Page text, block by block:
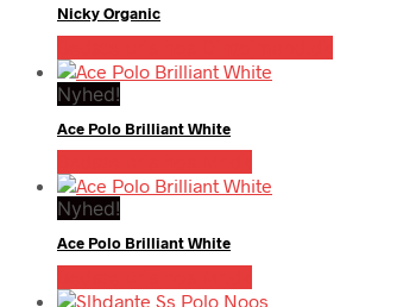
Nicky Organic
Nyhed!
Ace Polo Brilliant White
Nyhed!
Ace Polo Brilliant White